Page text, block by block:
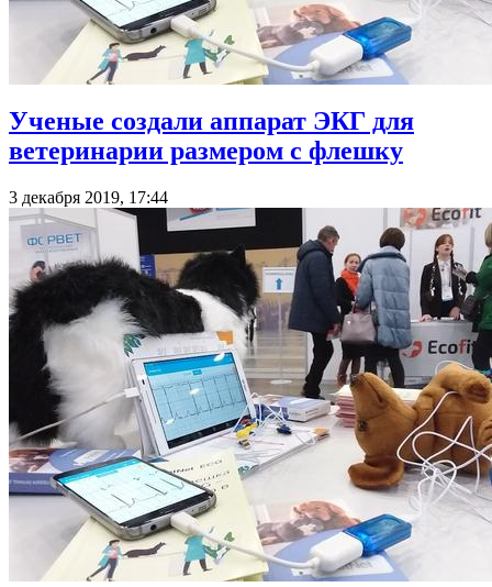
Ученые создали аппарат ЭКГ для
ветеринарии размером с флешку
3 декабря 2019, 17:44